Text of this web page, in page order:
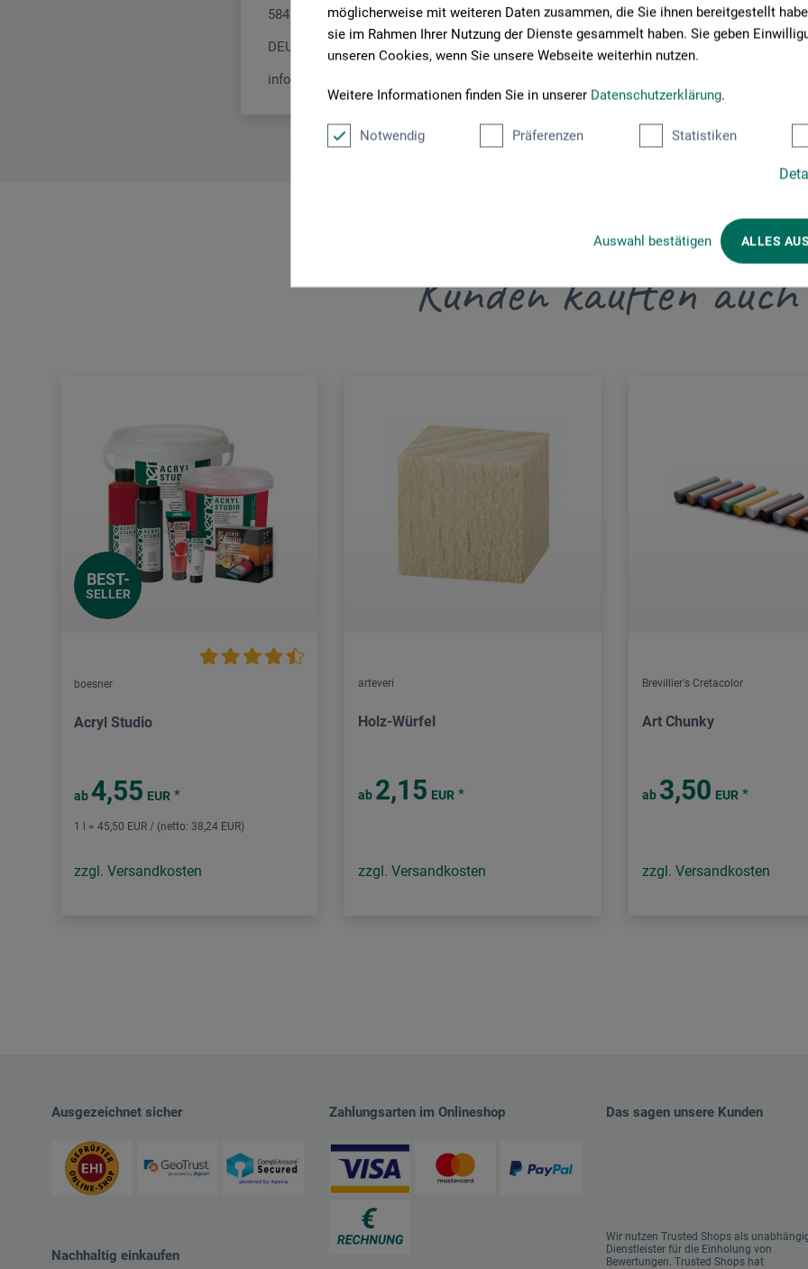
möglicherweise mit weiteren Daten zusammen, die Sie ihnen bereitgestellt
sie im Rahmen Ihrer Nutzung der Dienste gesammelt haben. Sie geben
unseren Cookies, wenn Sie unsere Webseite weiterhin nutzen.
Weitere Informationen finden Sie in unserer Datenschutzerklärung.
Notwendig Präferenzen Statistiken
Auswahl bestätigen ALLES
58455 Witten
DEUTSCHLAND
info@arteveri-kuenstlermaterial.de
Kunden kauften auch
BEST-
SELLER
boesner
Acryl Studio
ab 4,55 EUR *
1 l = 45,50 EUR / (netto: 38,24 EUR)
zzgl. Versandkosten
arteveri
Holz-Würfel
ab 2,15 EUR *
zzgl. Versandkosten
Brevillier's Cretacolor
Art Chunky
ab 3,50 EUR *
zzgl. Versandkosten
Ausgezeichnet sicher
Nachhaltig einkaufen
Zahlungsarten im Onlineshop Das sagen unsere Kunden
Wir nutzen Trusted Shops als
Dienstleister für die Einholung von
Bewertungen. Trusted Shops hat